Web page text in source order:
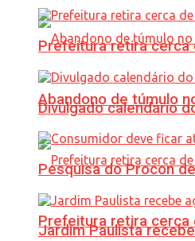
Abandono de túmulo
Prefeitura retira cerca
Prefeitura retira cerca
Divulgado calendário
Pesquisa do Procon
Jardim Paulista